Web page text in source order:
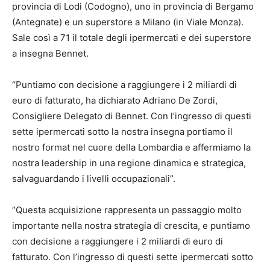
provincia di Lodi (Codogno), uno in provincia di Bergamo
(Antegnate) e un superstore a Milano (in Viale Monza).
Sale così a 71 il totale degli ipermercati e dei superstore
a insegna Bennet.
“Puntiamo con decisione a raggiungere i 2 miliardi di
euro di fatturato, ha dichiarato Adriano De Zordi,
Consigliere Delegato di Bennet. Con l’ingresso di questi
sette ipermercati sotto la nostra insegna portiamo il
nostro format nel cuore della Lombardia e affermiamo la
nostra leadership in una regione dinamica e strategica,
salvaguardando i livelli occupazionali”.
“Questa acquisizione rappresenta un passaggio molto
importante nella nostra strategia di crescita, e puntiamo
con decisione a raggiungere i 2 miliardi di euro di
fatturato. Con l’ingresso di questi sette ipermercati sotto